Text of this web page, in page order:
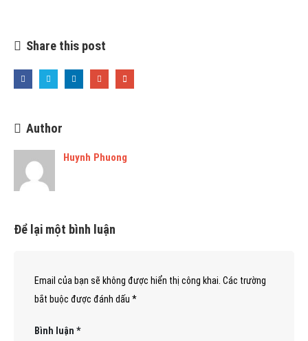
Share this post
Author
Huynh Phuong
Để lại một bình luận
Email của bạn sẽ không được hiển thị công khai. Các trường
bắt buộc được đánh dấu *
Bình luận *